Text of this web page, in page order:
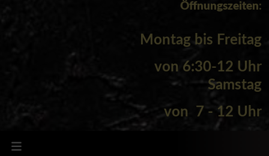
Öffnungszeiten:
Montag bis Freitag
von 6:30-12 Uhr
Samstag
von 7 - 12 Uhr